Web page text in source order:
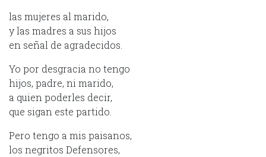
las mujeres al marido,
y las madres a sus hijos
en señal de agradecidos.
Yo por desgracia no tengo
hijos, padre, ni marido,
a quien poderles decir,
que sigan este partido.
Pero tengo a mis paisanos,
los negritos Defensores,